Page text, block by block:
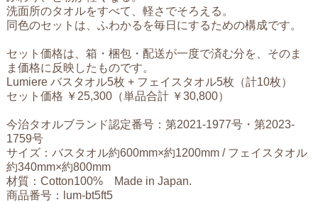
洗面所のタオルをすべて、軽さでそろえる。
同色のセットは、ふわかるを毎日にするための構成です。
セット価格は、箱・梱包・配送が一度で済む分を、そのま
ま価格に反映したものです。
Lumiere バスタオル5枚 + フェイスタオル5枚（計10枚）
セット価格 ￥25,300（単品合計 ￥30,800）
今治タオルブランド認定番号：第2021-1977号・第2023-
1759号
サイズ：バスタオル約600mm×約1200mm / フェイスタオル
約340mm×約800mm
材質：Cotton100% Made in Japan.
商品番号：lum-bt5ft5